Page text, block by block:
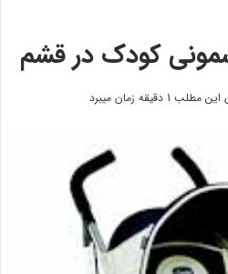
کودک در قشم
1 دقیقه زمان میبرد